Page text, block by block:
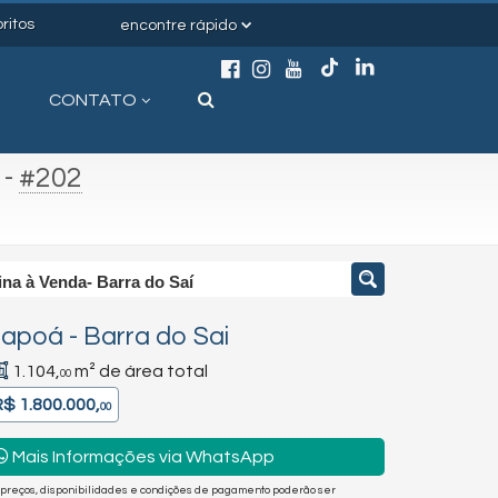
encontre rápido
CONTATO
- #202
à Venda- Barra do Saí
- Barra do Sai
1.104, 00 m² de área total
1.800.000,00
Mais Informações via WhatsApp
preços, disponibilidades e condições de pagamento poderão ser